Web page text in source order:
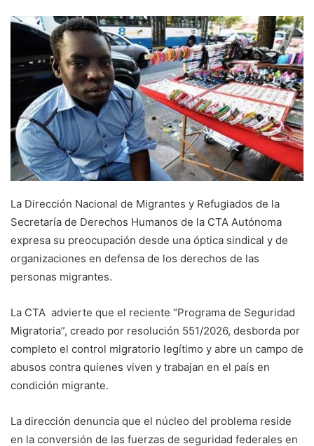
La Dirección Nacional de Migrantes y Refugiados de la
Secretaría de Derechos Humanos de la CTA Autónoma
expresa su preocupación desde una óptica sindical y de
organizaciones en defensa de los derechos de las
personas migrantes.
La CTA advierte que el reciente “Programa de Seguridad
Migratoria”, creado por resolución 551/2026, desborda por
completo el control migratorio legítimo y abre un campo de
abusos contra quienes viven y trabajan en el país en
condición migrante.
La dirección denuncia que el núcleo del problema reside
en la conversión de las fuerzas de seguridad federales en